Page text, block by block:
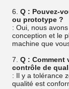
6. Q : Pouvez-
ou prototype ?
: Oui, nous
conception et le
machine que
7. Q : Comment
contrôle de
: Il y a tolérance
qualité est